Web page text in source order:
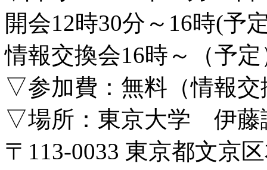
開会12時30分～16時(予
情報交換会16時～（予定
▽参加費：無料（情報交
▽場所：東京大学 伊藤
〒113-0033 東京都文京